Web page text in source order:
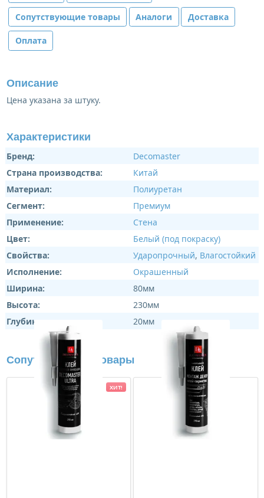
Сопутствующие товары Аналоги Доставка
Оплата
Описание
Цена указана за штуку.
Характеристики
Бренд:
Decomaster
Страна производства:
Китай
Материал:
Полиуретан
Сегмент:
Премиум
Применение:
Стена
Цвет:
Белый (под покраску)
Свойства:
Ударопрочный, Влагостойкий
Исполнение:
Окрашенный
Ширина:
80мм
Высота:
230мм
Глубина:
20мм
Сопутствующие товары
ХИТ!